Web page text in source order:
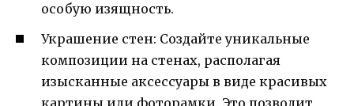
особую изящность.
Украшение стен: Создайте уникальные
композиции на стенах, располагая
изысканные аксессуары в виде красивых